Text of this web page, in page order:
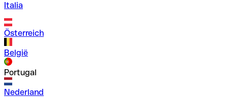
Italia
Österreich
België
Portugal
Nederland